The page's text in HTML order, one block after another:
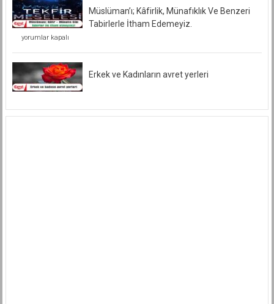
Müslüman’ı; Kâfirlik, Münafıklık Ve Benzeri
Tabirlerle İtham Edemeyiz.
Müslüman’ı;
Münafıklık
Ve
Benzeri
Tabirlerle
İtham
yorumlar kapalı
Erkek ve Kadınların avret yerleri